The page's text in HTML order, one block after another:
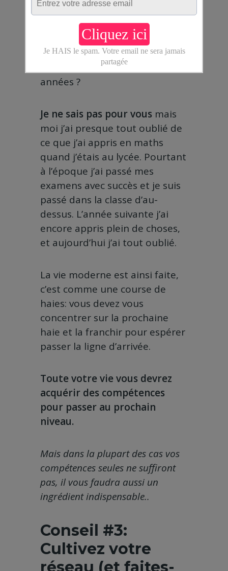
D’ailleurs, les meilleurs livres et
formations marketing sont en
anglais. Devinez qui a pris la
bonne décision d’apprendre
cette langue il y a quelques
années ?
Je ne sais pas pour vous mais
moi j’ai presque tout oublié de
ce que j’ai appris en maths
quand j’étais au lycée. Pourtant
à l’époque j’ai passé mes
examens avec succès et je suis
passé dans la classe d’au-
dessus. L’année suivante j’ai
encore appris plein de choses,
et aujourd’hui j’ai tout oublié.
La vie moderne est ainsi faite,
c’est comme une course de
haies: vous devez vous
concentrer sur la prochaine
haie et la franchir pour espérer
passer la ligne d’arrivée.
Toute votre vie vous devrez
acquérir des compétences
pour passer au prochain
niveau.
Mais dans la plupart des cas vos
compétences seules ne suffiront
pas, il vous faudra aussi un
ingrédient indispensable..
Conseil #3:
Cultivez votre
réseau (et faites-